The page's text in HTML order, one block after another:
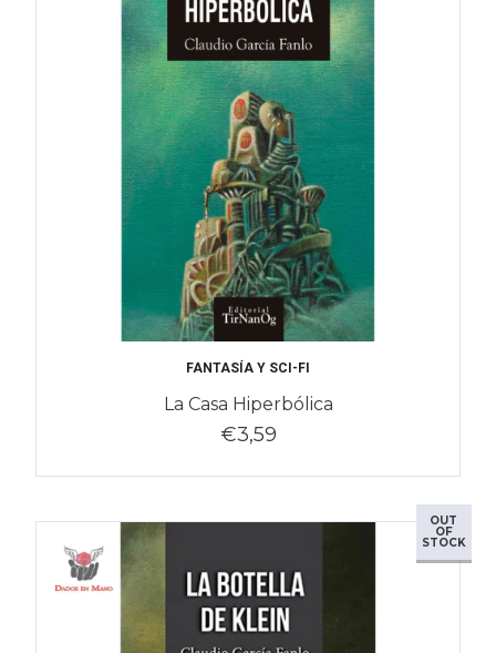
FANTASÍA Y SCI-FI
La Casa Hiperbólica
€3,59
OUT
OF
STOCK